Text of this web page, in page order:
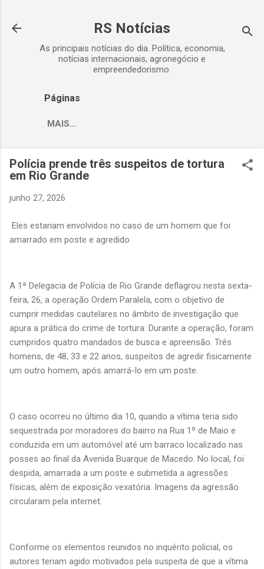
RS Notícias
As principais notícias do dia. Política, economia,
notícias internacionais, agronegócio e
empreendedorismo.
Páginas
MAIS…
Polícia prende três suspeitos de tortura
em Rio Grande
junho 27, 2026
Eles estariam envolvidos no caso de um homem que foi
amarrado em poste e agredido
A 1ª Delegacia de Polícia de Rio Grande deflagrou nesta sexta-
feira, 26, a operação Ordem Paralela, com o objetivo de
cumprir medidas cautelares no âmbito de investigação que
apura a prática do crime de tortura. Durante a operação, foram
cumpridos quatro mandados de busca e apreensão. Três
homens, de 48, 33 e 22 anos, suspeitos de agredir fisicamente
um outro homem, após amarrá-lo em um poste.
O caso ocorreu no último dia 10, quando a vítima teria sido
sequestrada por moradores do bairro na Rua 1º de Maio e
conduzida em um automóvel até um barraco localizado nas
posses ao final da Avenida Buarque de Macedo. No local, foi
despida, amarrada a um poste e submetida a agressões
físicas, além de exposição vexatória. Imagens da agressão
circularam pela internet.
Conforme os elementos reunidos no inquérito policial, os
autores teriam agido motivados pela suspeita de que a vítima